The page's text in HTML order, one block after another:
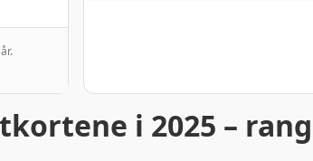
i 2025 –